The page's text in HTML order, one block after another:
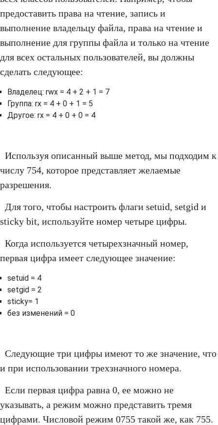
предоставить права на чтение, запись и
выполнение владельцу файла, права на чтение и
выполнение для группы файла и только на чтение
для всех остальных пользователей, вы должны
сделать следующее:
Владелец: rwx = 4 + 2 + 1 = 7
Группа: rx = 4 + 0 + 1 = 5
Другое: rx = 4 + 0 + 0 = 4
Используя описанный выше метод, мы подходим к
числу 754, которое представляет желаемые
разрешения.
Для того, чтобы настроить флаги setuid, setgid и
sticky bit, используйте номер четыре цифры.
Когда используется четырехзначный номер,
первая цифра имеет следующее значение:
setuid = 4
setgid = 2
sticky= 1
без изменений = 0
Следующие три цифры имеют то же значение, что
и при использовании трехзначного номера.
Если первая цифра равна 0, ее можно не
указывать, а режим можно представить тремя
цифрами. Числовой режим 0755 такой же, как 755.